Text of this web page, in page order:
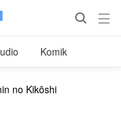
 
Komik